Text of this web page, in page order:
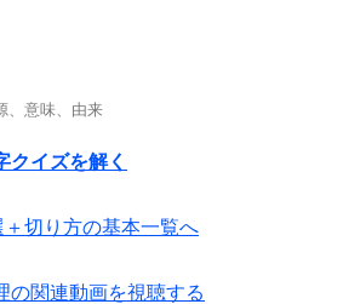
、意味、由来
クイズを解く
切り方の基本一覧へ
の関連動画を視聴する